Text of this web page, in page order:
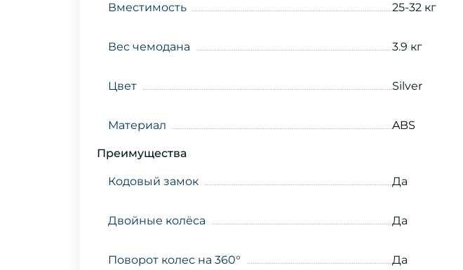
Вместимость 25-32 кг
Вес чемодана 3.9 кг
Цвет Silver
Материал ABS
Преимущества
Кодовый замок Да
Двойные колёса Да
Поворот колес на 360° Да